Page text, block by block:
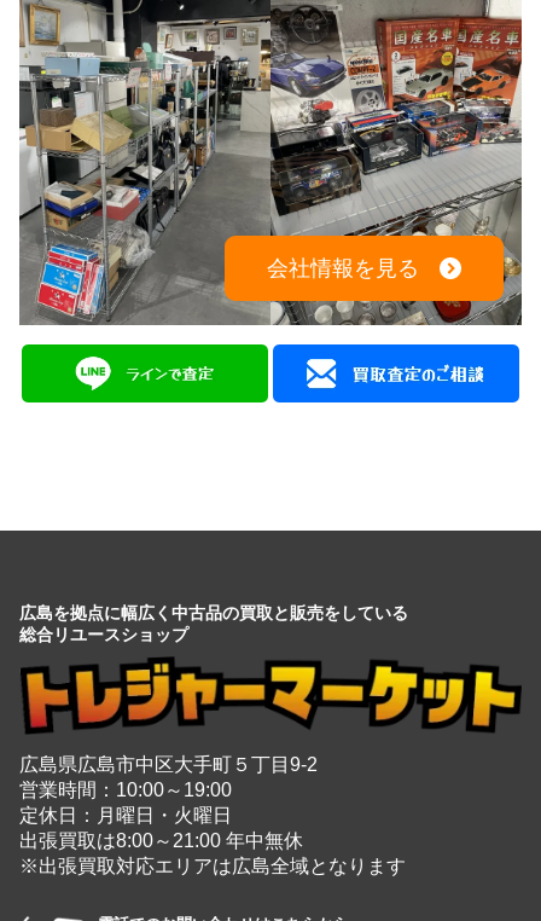
会社情報を見る
広島を拠点に幅広く中古品の買取と販売をしている
総合リユースショップ
広島県広島市中区大手町５丁目9-2
営業時間：10:00～19:00
定休日：月曜日・火曜日
出張買取は8:00～21:00 年中無休
※出張買取対応エリアは広島全域となります